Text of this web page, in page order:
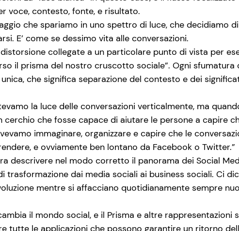
voce, contesto, fonte, e risultato.
che spariamo in uno spettro di luce, che decidiamo
E’ come se dessimo vita alle conversazioni.
collegate a un particolare punto di vista per
il prisma del nostro cruscotto sociale”. Ogni sfumatura
che significa separazione del contesto e dei
la luce delle conversazioni verticalmente, ma
che fosse capace di aiutare le persone a capire
immaginare, organizzare e capire che le
e ovviamente ben lontano da Facebook o Twitter.”
descrivere nel modo corretto il panorama dei Social
dai media sociali ai business sociali. Ci
mentre si affacciano quotidianamente sempre
il mondo social, e il Prisma e altre rappresentazioni
le applicazioni che possono garantire un ritorno